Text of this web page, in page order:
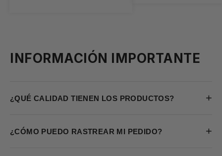
INFORMACIÓN IMPORTANTE
¿QUÉ CALIDAD TIENEN LOS PRODUCTOS? +
¿CÓMO PUEDO RASTREAR MI PEDIDO? +